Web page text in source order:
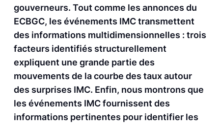
gouverneurs. Tout comme les annonces du
ECBGC, les événements IMC transmettent
des informations multidimensionnelles : trois
facteurs identifiés structurellement
expliquent une grande partie des
mouvements de la courbe des taux autour
des surprises IMC. Enfin, nous montrons que
les événements IMC fournissent des
informations pertinentes pour identifier les